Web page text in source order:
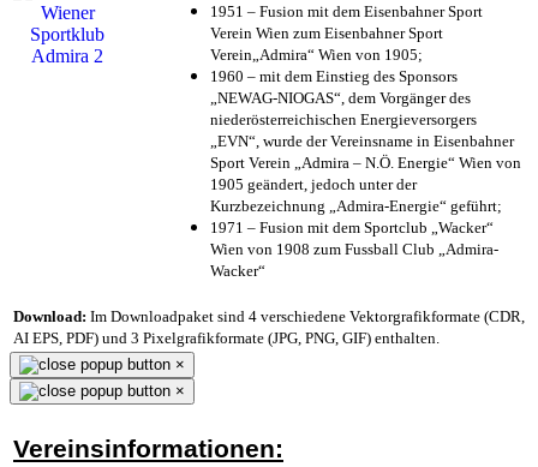
1951 – Fusion mit dem Eisenbahner Sport
Verein Wien zum Eisenbahner Sport
Verein„Admira“ Wien von 1905;
1960 – mit dem Einstieg des Sponsors
„NEWAG-NIOGAS“, dem Vorgänger des
niederösterreichischen Energieversorgers
„EVN“, wurde der Vereinsname in Eisenbahner
Sport Verein „Admira – N.Ö. Energie“ Wien von
1905 geändert, jedoch unter der
Kurzbezeichnung „Admira-Energie“ geführt;
1971 – Fusion mit dem Sportclub „Wacker“
Wien von 1908 zum Fussball Club „Admira-
Wacker“
Download: Im Downloadpaket sind 4 verschiedene Vektorgrafikformate (CDR,
AI EPS, PDF) und 3 Pixelgrafikformate (JPG, PNG, GIF) enthalten.
×
×
Vereinsinformationen: